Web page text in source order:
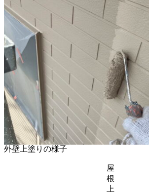
外壁上塗りの様子
屋
根
上